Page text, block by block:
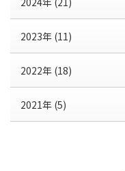
2023年 (11)
2022年 (18)
2021年 (5)